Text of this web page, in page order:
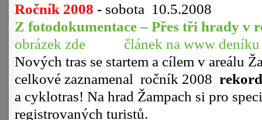
Ročník 2008 - sobota 10.5.2008
Z fotodokumentace – Přes tři hrady v
obrázek zde
článek na www deníku
Nových tras se startem a cílem v areálu
celkové zaznamenal ročník 2008
a cyklotras! Na hrad Žampach si pro
registrovaných turistů.